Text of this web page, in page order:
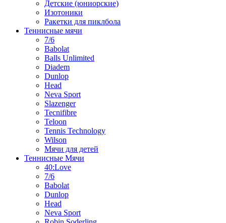
Детские (юниорские)
Изотоники
Ракетки для пиклбола
Теннисные мячи
7/6
Babolat
Balls Unlimited
Diadem
Dunlop
Head
Neva Sport
Slazenger
Tecnifibre
Teloon
Tennis Technology
Wilson
Мячи для детей
Теннисные Мячи
40:Love
7/6
Babolat
Dunlop
Head
Neva Sport